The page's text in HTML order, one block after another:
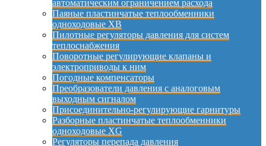
автоматическим ограничением расхода
Паяные пластинчатые теплообменники
одноходовые XB
Пилотные регуляторы давления для систем
теплоснабжения
Поворотные регулирующие клапаны и
электроприводы к ним
Погодные компенсаторы
Преобразователи давления с аналоговым
выходным сигналом
Присоединительно-регулирующие гарнитуры
Разборные пластинчатые теплообменники
одноходовые XG
Регуляторы перепада давления